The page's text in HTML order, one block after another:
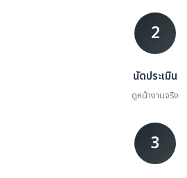
2
นัดประเมิน
ดูหน้างานจริง
3